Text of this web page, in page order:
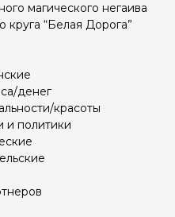
магического негаива
“Белая Дорога”
денег
красоты
и политики